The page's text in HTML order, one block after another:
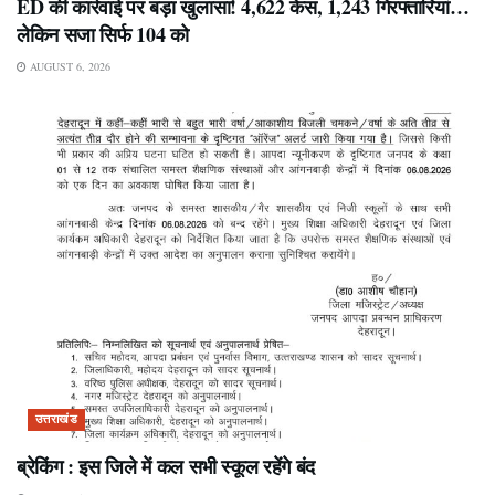
ED की कार्रवाई पर बड़ा खुलासा! 4,622 केस, 1,243 गिरफ्तारियां…
लेकिन सजा सिर्फ 104 को
AUGUST 6, 2026
उत्तराखंड
ब्रेकिंग : इस जिले में कल सभी स्कूल रहेंगे बंद